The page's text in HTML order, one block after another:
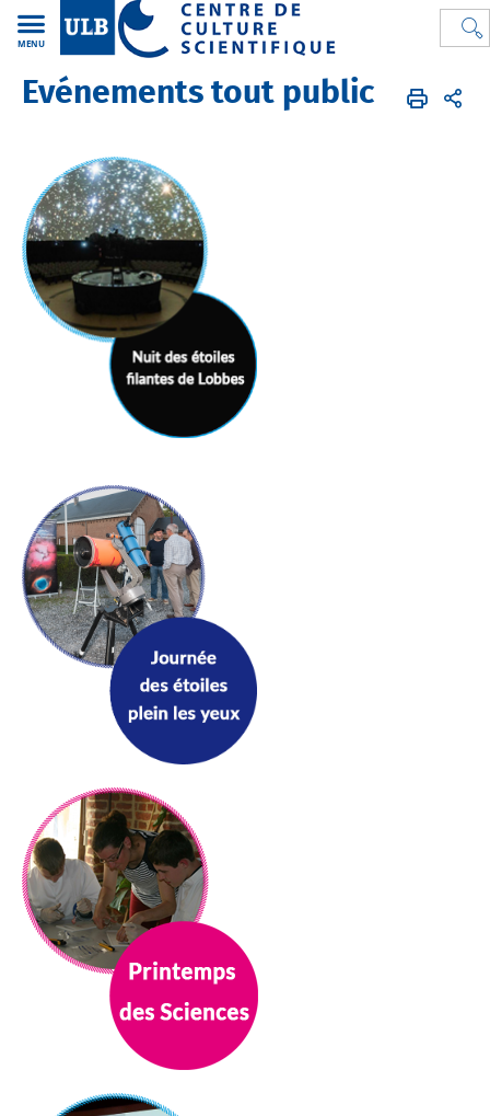
MENU
CCS FR Activités Evénements
Evénements tout public